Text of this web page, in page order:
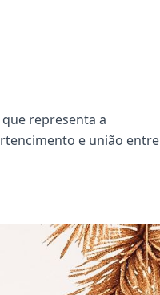
representa a
e união entre